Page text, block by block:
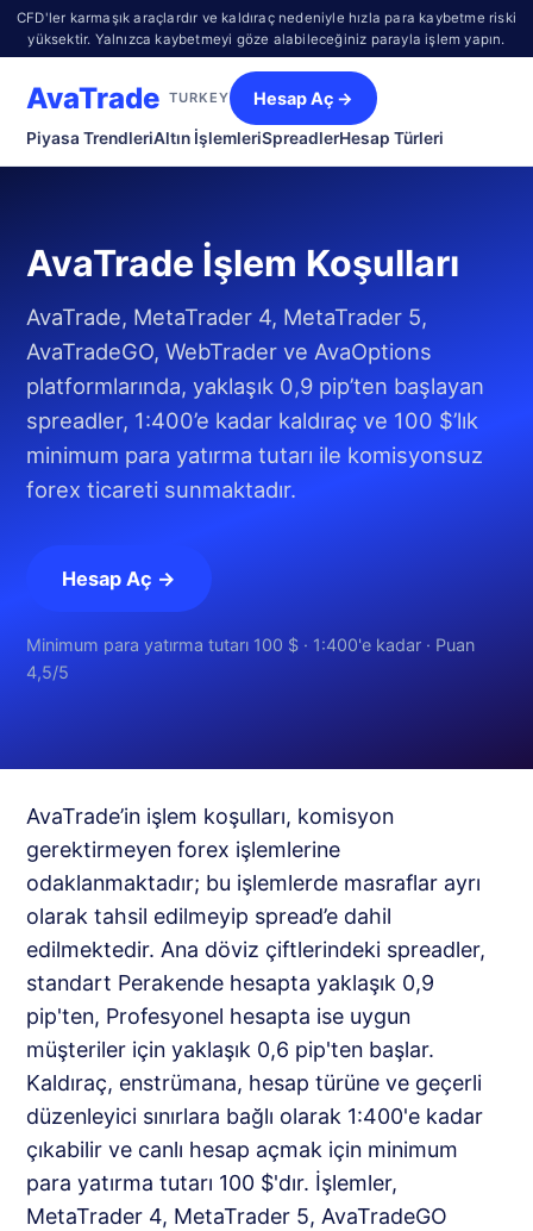
CFD'ler karmaşık araçlardır ve kaldıraç nedeniyle hızla para kaybetme riski
yüksektir. Yalnızca kaybetmeyi göze alabileceğiniz parayla işlem yapın.
AvaTrade TURKEY
Piyasa TrendleriAltın İşlemleriSpreadlerHesap Türleri
Hesap Aç →
AvaTrade İşlem Koşulları
AvaTrade, MetaTrader 4, MetaTrader 5,
AvaTradeGO, WebTrader ve AvaOptions
platformlarında, yaklaşık 0,9 pip’ten başlayan
spreadler, 1:400’e kadar kaldıraç ve 100 $’lık
minimum para yatırma tutarı ile komisyonsuz
forex ticareti sunmaktadır.
Hesap Aç →
Minimum para yatırma tutarı 100 $ · 1:400'e kadar · Puan
4,5/5
AvaTrade’in işlem koşulları, komisyon
gerektirmeyen forex işlemlerine
odaklanmaktadır; bu işlemlerde masraflar ayrı
olarak tahsil edilmeyip spread’e dahil
edilmektedir. Ana döviz çiftlerindeki spreadler,
standart Perakende hesapta yaklaşık 0,9
pip'ten, Profesyonel hesapta ise uygun
müşteriler için yaklaşık 0,6 pip'ten başlar.
Kaldıraç, enstrümana, hesap türüne ve geçerli
düzenleyici sınırlara bağlı olarak 1:400'e kadar
çıkabilir ve canlı hesap açmak için minimum
para yatırma tutarı 100 $'dır. İşlemler,
MetaTrader 4, MetaTrader 5, AvaTradeGO